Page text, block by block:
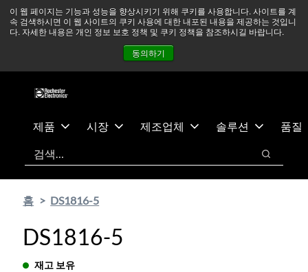
이 웹 페이지는 기능과 성능을 향상시키기 위해 쿠키를 사용합니다. 사이트를 계
속 검색하시면 이 웹 사이트의 쿠키 사용에 대한 내포된 내용을 제공하는 것입니
다. 자세한 내용은 개인 정보 보호 정책 및 쿠키 정책을 참조하시길 바랍니다.
동의하기
츠
건
중동 지역 상황을 지속적으로 주시하고 있으며, 모든 서비스는
정상적으로 운영되고 있습니다. 더 읽어보기 →
뉴스
문의하기
제품 시장 제조업체 솔루션
품질
검색
검색
홈 DS1816-5
DS1816-5
재고 보유